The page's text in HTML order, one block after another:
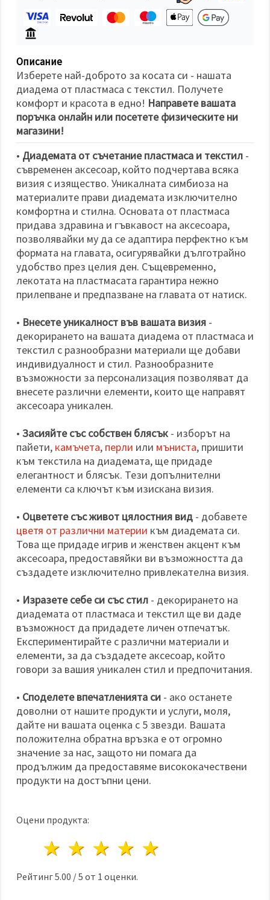
Описание
Изберете най-доброто за косата си - нашата
диадема от пластмаса с текстил. Получете
комфорт и красота в едно! Направете вашата
поръчка онлайн или посетете физическите ни
магазини!
• Диадемата от съчетание пластмаса и текстил -
съвременен аксесоар, който подчертава всяка
визия с изящество. Уникалната симбиоза на
материалите прави диадемата изключително
комфортна и стилна. Основата от пластмаса
придава здравина и гъвкавост на аксесоара,
позволявайки му да се адаптира перфектно към
формата на главата, осигурявайки дълготрайно
удобство през целия ден. Същевременно,
лекотата на пластмасата гарантира нежно
прилепване и предпазване на главата от натиск.
• Внесете уникалност във вашата визия -
декорирането на вашата диадема от пластмаса и
текстил с разнообразни материали ще добави
индивидуалност и стил. Разнообразните
възможности за персонализация позволяват да
внесете различни елементи, които ще направят
аксесоара уникален.
• Засияйте със собствен блясък - изборът на
пайети, камъчета, перли или мъниста, пришити
към текстила на диадемата, ще придаде
елегантност и блясък. Тези допълнителни
елементи са ключът към изискана визия.
• Оцветете със живот цялостния вид - добавете
цветя от различни материи към диадемата си.
Това ще придаде игрив и женствен акцент към
аксесоара, предоставяйки ви възможността да
създадете изключително привлекателна визия.
• Изразете себе си със стил - декорирането на
диадемата от пластмаса и текстил ще ви даде
възможност да придадете личен отпечатък.
Експериментирайте с различни материали и
елементи, за да създадете аксесоар, който
говори за вашия уникален стил и предпочитания.
• Споделете впечатленията си - ако останете
доволни от нашите продукти и услуги, моля,
дайте ни вашата оценка с 5 звезди. Вашата
положителна обратна връзка е от огромно
значение за нас, защото ни помага да
продължим да предоставяме висококачествени
продукти на достъпни цени.
Оцени продукта:
4 звезди
3 звезди
2 звезди
1 звезда
Рейтинг5.00 /5 от 1 оценки.